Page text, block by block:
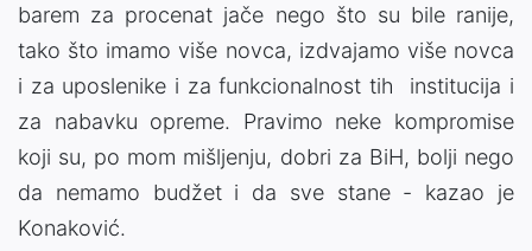
barem za procenat jače nego što su bile ranije,
tako što imamo više novca, izdvajamo više novca
i za uposlenike i za funkcionalnost tih institucija i
za nabavku opreme. Pravimo neke kompromise
koji su, po mom mišljenju, dobri za BiH, bolji nego
da nemamo budžet i da sve stane - kazao je
Konaković.